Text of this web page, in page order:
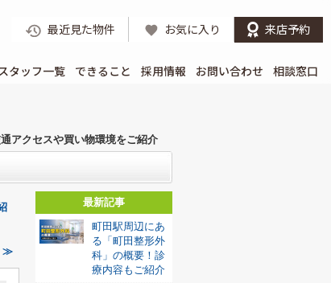
最近見た物件 お気に入り 来店予約
タッフ一覧 できること 採用情報 お問い合わせ 相談窓口
アクセスや買い物環境をご紹介
≫
最新記事
町田駅周辺にあ
る「町田整形外
科」の概要！診
療内容もご紹介